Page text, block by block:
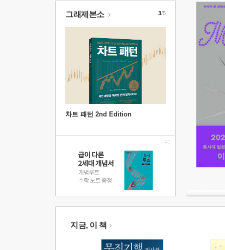
그래제본소
차트 패턴 2nd Edition
3/5
지금, 이 책